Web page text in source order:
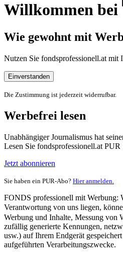
Willkommen bei
Wie gewohnt mit
Nutzen Sie fondsprofessionell.at mit
Einverstanden
Die Zustimmung ist jederzeit widerrufbar.
Werbefrei lesen
Unabhängiger Journalismus hat
Lesen Sie fondsprofessionell.at
Jetzt abonnieren
Sie haben ein PUR-Abo? Hier anmelden.
FONDS professionell mit Werbung:
Verantwortung von uns liegen,
Werbung und Inhalte, Messung von
zufällig generierte Kennungen,
usw.) auf Ihrem Endgerät
aufgeführten Verarbeitungszwecke.